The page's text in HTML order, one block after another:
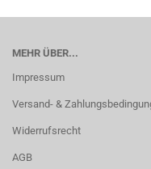
MEHR ÜBER...
Impressum
Versand- &
Widerrufsrecht
AGB